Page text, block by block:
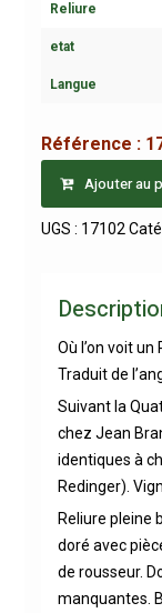
Reliure
etat
Langue
Référence :
Ajouter au
UGS : 17102
Où l’on voit
Traduit de
Suivant la
chez Jean
identiques à
Redinger).
Reliure pleine
doré avec
de rousseur.
manquantes.